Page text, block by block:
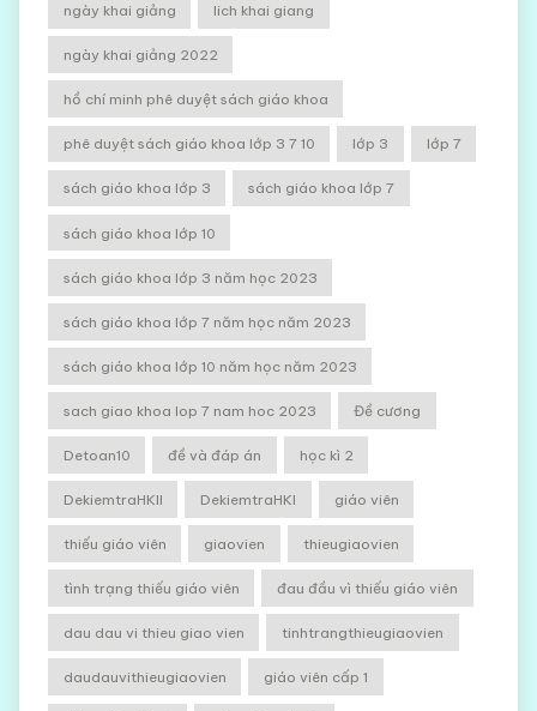
ngày khai giảng lich khai giang
ngày khai giảng 2022
hồ chí minh phê duyệt sách giáo khoa
phê duyệt sách giáo khoa lớp 3 7 10 lớp 3 lớp 7
sách giáo khoa lớp 3 sách giáo khoa lớp 7
sách giáo khoa lớp 10
sách giáo khoa lớp 3 năm học 2023
sách giáo khoa lớp 7 năm học năm 2023
sách giáo khoa lớp 10 năm học năm 2023
sach giao khoa lop 7 nam hoc 2023 Đề cương
Detoan10 đề và đáp án học kì 2
DekiemtraHKII DekiemtraHKI giáo viên
thiếu giáo viên giaovien thieugiaovien
tình trạng thiếu giáo viên đau đầu vì thiếu giáo viên
dau dau vi thieu giao vien tinhtrangthieugiaovien
daudauvithieugiaovien giáo viên cấp 1